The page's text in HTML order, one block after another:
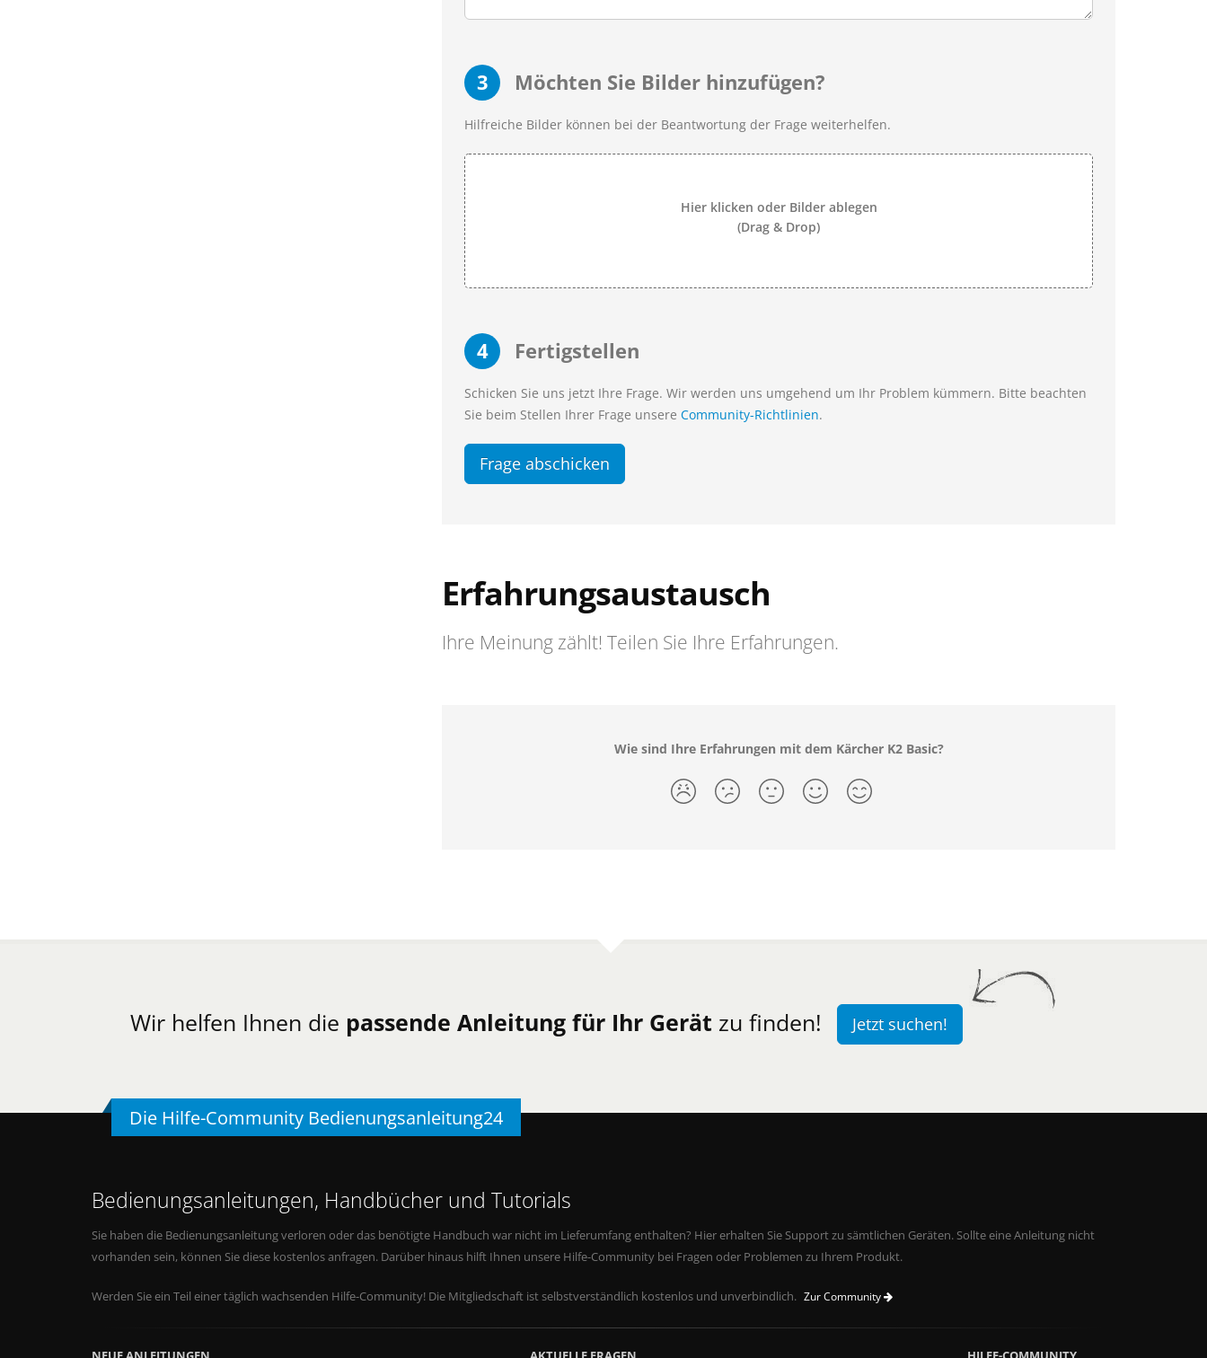
3 Möchten Sie Bilder hinzufügen?
Hilfreiche Bilder können bei der Beantwortung der Frage weiterhelfen.
Hier klicken oder Bilder ablegen
(Drag & Drop)
4 Fertigstellen
Schicken Sie uns jetzt Ihre Frage. Wir werden uns umgehend um Ihr Problem kümmern. Bitte beachten
Sie beim Stellen Ihrer Frage unsere Community-Richtlinien.
Frage abschicken
Erfahrungsaustausch
Ihre Meinung zählt! Teilen Sie Ihre Erfahrungen.
Wie sind Ihre Erfahrungen mit dem Kärcher K2 Basic?
Wir helfen Ihnen die passende Anleitung für Ihr Gerät zu finden! Jetzt suchen!
Die Hilfe-Community Bedienungsanleitung24
Bedienungsanleitungen, Handbücher und Tutorials
Sie haben die Bedienungsanleitung verloren oder das benötigte Handbuch war nicht im Lieferumfang enthalten? Hier erhalten Sie Support zu sämtlichen Geräten. Sollte eine Anleitung nicht
vorhanden sein, können Sie diese kostenlos anfragen. Darüber hinaus hilft Ihnen unsere Hilfe-Community bei Fragen oder Problemen zu Ihrem Produkt.
Werden Sie ein Teil einer täglich wachsenden Hilfe-Community! Die Mitgliedschaft ist selbstverständlich kostenlos und unverbindlich. Zur Community